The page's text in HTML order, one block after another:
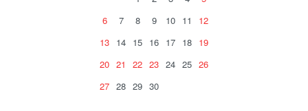
6
7 8 9 10 11
12
13 14 15 16 17 18 19
20 21 22 23 24 25 26
27 28 29 30